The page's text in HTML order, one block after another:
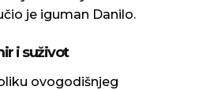
je iguman Danilo.
i suživot
ovogodišnjeg